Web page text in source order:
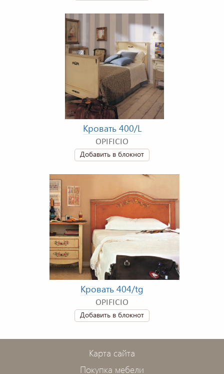
Кровать 400/L
OPIFICIO
Добавить в блокнот
Кровать 404/tg
OPIFICIO
Добавить в блокнот
Карта сайта
Покупка мебели